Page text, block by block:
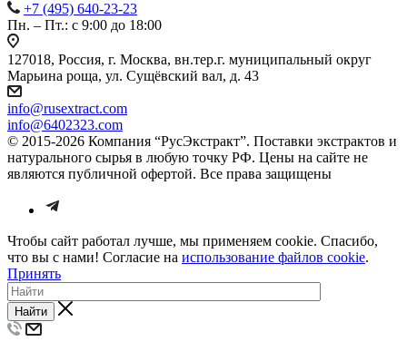
+7 (495) 640-23-23
Пн. – Пт.: с 9:00 до 18:00
127018, Россия, г. Москва, вн.тер.г. муниципальный округ
Марьина роща, ул. Сущёвский вал, д. 43
info@rusextract.com
info@6402323.com
© 2015-2026 Компания “РусЭкстракт”. Поставки экстрактов и
натурального сырья в любую точку РФ. Цены на сайте не
являются публичной офертой. Все права защищены
Чтобы сайт работал лучше, мы применяем cookie. Спасибо,
что вы с нами! Согласие на использование файлов cookie.
Принять
Найти